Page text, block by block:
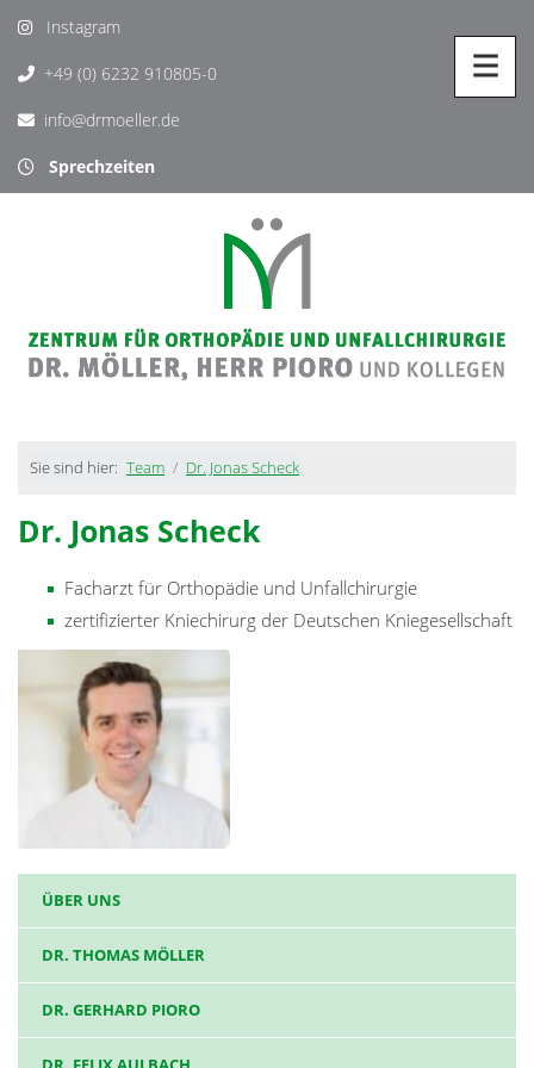
Instagram
+49 (0) 6232 910805-0
info@drmoeller.de
Sprechzeiten
Sie sind hier: Team Dr. Jonas Scheck
Dr. Jonas Scheck
Facharzt für Orthopädie und Unfallchirurgie
zertifizierter Kniechirurg der Deutschen Kniegesellschaft
ÜBER UNS
DR. THOMAS MÖLLER
DR. GERHARD PIORO